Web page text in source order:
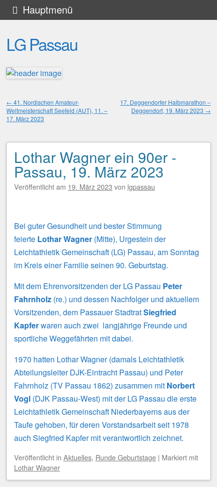
LG Passau
Hauptmenü
Zum
Inhalt
springen
Beitragsnavigation
← 41. Nordischen Amateur-
Weltmeisterschaft Seefeld (AUT), 11. –
17. März 2023
17. Deggendorfer Halbmarathon –
Deggendorf, 19. März 2023 →
Lothar Wagner ein 90er -
Passau, 19. März 2023
Veröffentlicht am 19. März 2023 von lgpassau
Bei guter Gesundheit und bester Stimmung
feierte Lothar Wagner (Mitte), Urgestein der
Leichtathletik Gemeinschaft (LG) Passau, am Sonntag
im Kreis einer Familie seinen 90. Geburtstag.
Mit dem Ehrenvorsitzenden der LG Passau Peter
Fahrnholz (re.) und dessen Nachfolger und aktuellem
Vorsitzenden, dem Passauer StadtratSiegfried
Kapferwaren auch zwei langjährige Freunde und
sportliche Weggefährten mit dabei.
1970 hatten Lothar Wagner (damals Leichtathletik
Abteilungsleiter DJK-Eintracht Passau) und Peter
Fahrnholz (TV Passau 1862) zusammen mit Norbert
Vogl (DJK Passau-West) mit der LG Passau die erste
Leichtathletik Gemeinschaft Niederbayerns aus der
Taufe gehoben, für deren Vorstandsarbeit seit 1978
auch Siegfried Kapfer mit verantwortlich zeichnet.
Veröffentlicht in Aktuelles, Runde Geburtstage | Markiert mit
Lothar Wagner